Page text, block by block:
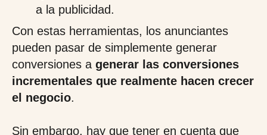
a la publicidad.
Con estas herramientas, los anunciantes
pueden pasar de simplemente generar
conversiones a generar las conversiones
incrementales que realmente hacen crecer
el negocio.
Sin embargo, hay que tener en cuenta que